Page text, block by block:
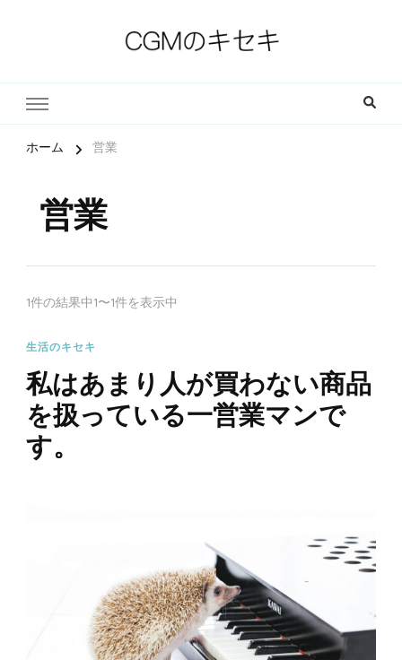
ホーム 営業
営業
1件の結果中1〜1件を表示中
生活のキセキ
私はあまり人が買わない商品
を扱っている一営業マンで
す。